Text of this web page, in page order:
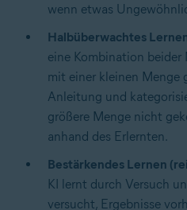
wenn etwas
Halbüberwachtes
eine Kombination
mit einer kleinen Menge
Anleitung und
größere Menge nicht
anhand des Erlernten.
Bestärkendes Lernen
KI lernt durch Versuch
versucht, Ergebnisse